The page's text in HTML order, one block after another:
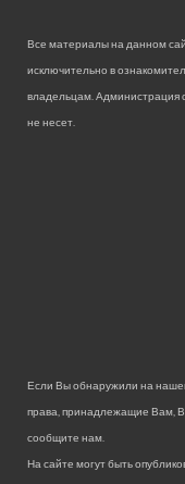
Все материалы на данном
исключительно в
владельцам. Администрация
не несет.
Если Вы обнаружили на
права, принадлежащие Вам,
сообщите нам.
На сайте могут быть